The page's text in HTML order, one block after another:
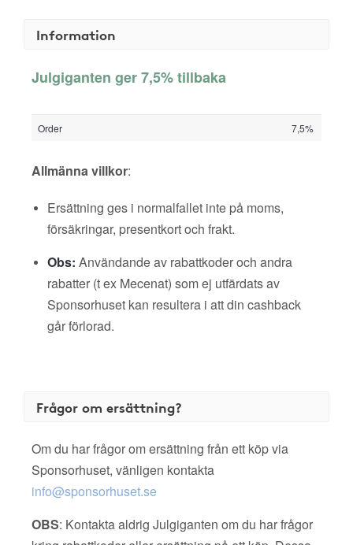
Information
Julgiganten ger 7,5% tillbaka
Order 7,5%
Allmänna villkor:
Ersättning ges i normalfallet inte på moms,
försäkringar, presentkort och frakt.
Obs: Användande av rabattkoder och andra
rabatter (t ex Mecenat) som ej utfärdats av
Sponsorhuset kan resultera i att din cashback
går förlorad.
Frågor om ersättning?
Om du har frågor om ersättning från ett köp via
Sponsorhuset, vänligen kontakta
info@sponsorhuset.se
OBS: Kontakta aldrig Julgiganten om du har frågor